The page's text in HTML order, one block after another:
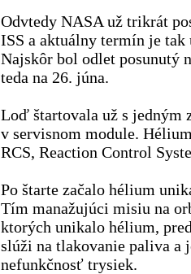
Odvtedy NASA už trikrát
ISS a aktuálny termín je
Najskôr bol odlet posunutý
teda na 26. júna.
Loď štartovala už s jedným
v servisnom module.
RCS, Reaction Control
Po štarte začalo hélium
Tím manažujúci misiu na
ktorých unikalo hélium,
slúži na tlakovanie paliva a
nefunkčnosť trysiek.